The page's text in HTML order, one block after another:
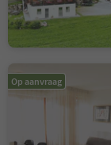
Op aanvraag